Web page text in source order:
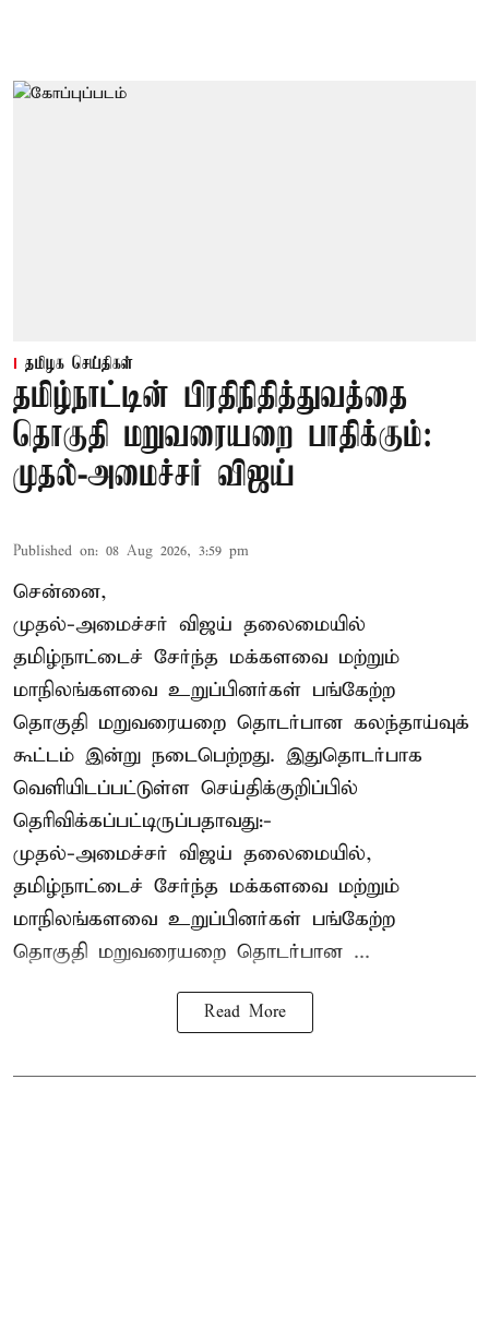
தமிழக செய்திகள்
தமிழ்நாட்டின் பிரதிநிதித்துவத்தை
தொகுதி மறுவரையறை பாதிக்கும்:
முதல்-அமைச்சர் விஜய்
Published on: 08 Aug 2026, 3:59 pm
சென்னை,
முதல்-அமைச்சர் விஜய் தலைமையில்
தமிழ்நாட்டைச் சேர்ந்த மக்களவை மற்றும்
மாநிலங்களவை உறுப்பினர்கள் பங்கேற்ற
தொகுதி மறுவரையறை தொடர்பான கலந்தாய்வுக்
கூட்டம் இன்று நடைபெற்றது. இதுதொடர்பாக
வெளியிடப்பட்டுள்ள செய்திக்குறிப்பில்
தெரிவிக்கப்பட்டிருப்பதாவது:-
முதல்-அமைச்சர் விஜய் தலைமையில்,
தமிழ்நாட்டைச் சேர்ந்த மக்களவை மற்றும்
மாநிலங்களவை உறுப்பினர்கள் பங்கேற்ற
தொகுதி மறுவரையறை தொடர்பான ...
Read More